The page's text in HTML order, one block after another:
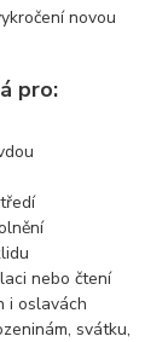
novou
pro:
nebo čtení
i oslavách
svátku,